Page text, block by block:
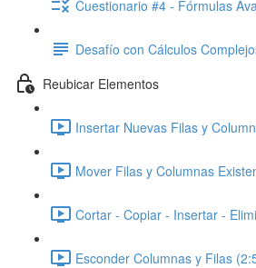
Cuestionario #4 - Fórmulas
Desafío con Cálculos
Reubicar Elementos
Insertar Nuevas Filas y
Mover Filas y Columnas
Cortar - Copiar - Insertar -
Esconder Columnas y Filas